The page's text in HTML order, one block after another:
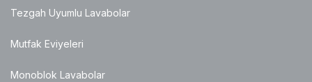
Tezgah Uyumlu Lavabolar
Mutfak Eviyeleri
Monoblok Lavabolar